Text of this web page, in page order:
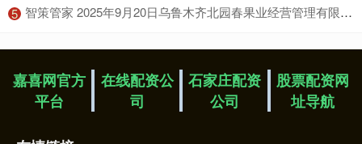
5 ​智策管家 2025年9月20日乌鲁木齐北园春果业经营管理有限责任公司价格行情
嘉喜网官方
平台
在线配资公
司
石家庄配资
公司
股票配资网
址导航